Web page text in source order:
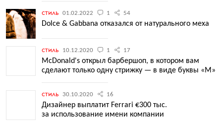
стиль 01.02.2022 1 54
Dolce & Gabbana отказался от натурального меха
стиль 10.12.2020 1 17
McDonald's открыл барбершоп, в котором вам
сделают только одну стрижку — в виде буквы «М»
стиль 30.10.2020 16
Дизайнер выплатит Ferrari €300 тыс.
за использование имени компании